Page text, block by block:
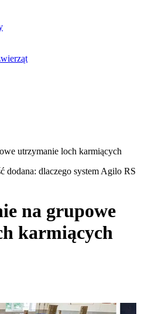
utrzymanie loch karmiących
dodana: dlaczego system Agilo RS
na grupowe
karmiących